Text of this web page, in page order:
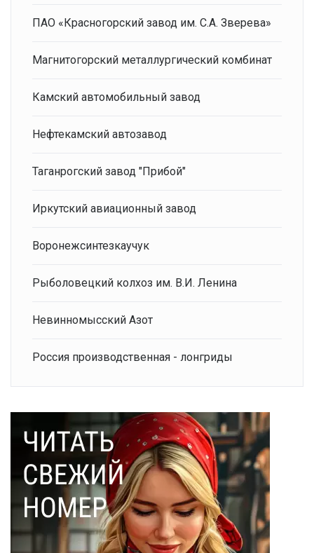
ПАО «Красногорский завод им. С.А. Зверева»
Магнитогорский металлургический комбинат
Камский автомобильный завод
Нефтекамский автозавод
Таганрогский завод "Прибой"
Иркутский авиационный завод
Воронежсинтезкаучук
Рыболовецкий колхоз им. В.И. Ленина
Невинномысский Азот
Россия производственная - лонгриды